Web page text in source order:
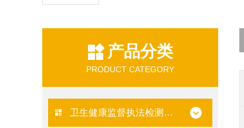
产品分类
PRODUCT CATEGORY
卫生健康监督执法检测仪器